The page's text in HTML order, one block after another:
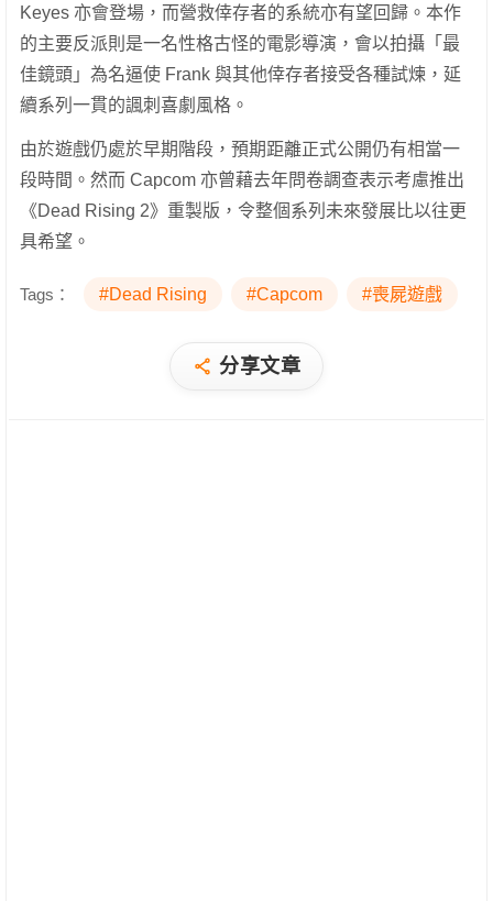
Keyes 亦會登場，而營救倖存者的系統亦有望回歸。本作
的主要反派則是一名性格古怪的電影導演，會以拍攝「最
佳鏡頭」為名逼使 Frank 與其他倖存者接受各種試煉，延
續系列一貫的諷刺喜劇風格。
由於遊戲仍處於早期階段，預期距離正式公開仍有相當一
段時間。然而 Capcom 亦曾藉去年問卷調查表示考慮推出
《Dead Rising 2》重製版，令整個系列未來發展比以往更
具希望。
Tags： #Dead Rising #Capcom #喪屍遊戲
分享文章